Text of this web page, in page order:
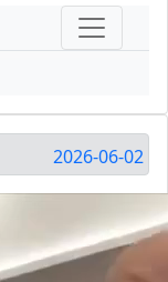
2026-06-02